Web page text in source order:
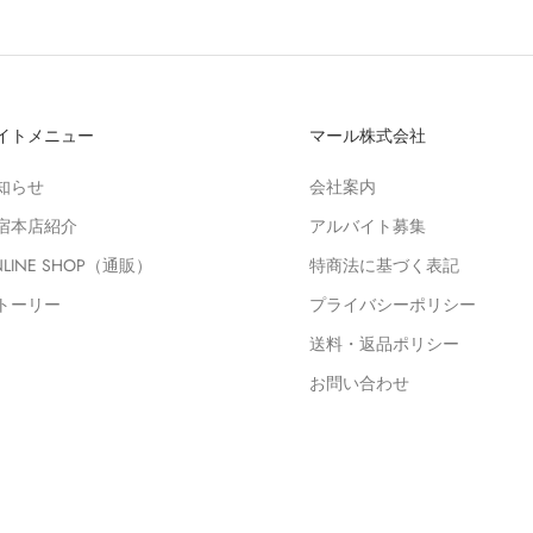
トメニュー
らせ
本店紹介
SHOP（通販）
ーリー
マール株式会社
会社案内
アルバイト募集
特商法に基づく表記
プライバシーポリシー
送料・返品ポリシー
お問い合わせ